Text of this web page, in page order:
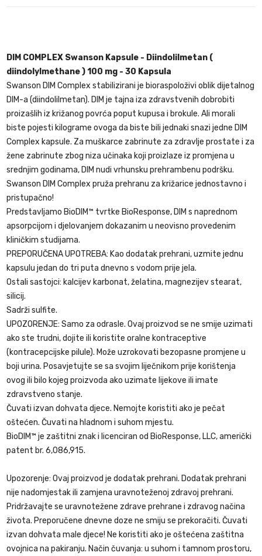
DIM COMPLEX Swanson Kapsule - Diindolilmetan (
diindolylmethane ) 100 mg - 30 Kapsula
Swanson DIM Complex stabilizirani je bioraspoloživi oblik dijetalnog
DIM-a (diindolilmetan). DIM je tajna iza zdravstvenih dobrobiti
proizašlih iz križanog povrća poput kupusa i brokule. Ali morali
biste pojesti kilograme ovoga da biste bili jednaki snazi ​​jedne DIM
Complex kapsule. Za muškarce zabrinute za zdravlje prostate i za
žene zabrinute zbog niza učinaka koji proizlaze iz promjena u
srednjim godinama, DIM nudi vrhunsku prehrambenu podršku.
Swanson DIM Complex pruža prehranu za križarice jednostavno i
pristupačno!
Predstavljamo BioDIM™ tvrtke BioResponse, DIM s naprednom
apsorpcijom i djelovanjem dokazanim u neovisno provedenim
kliničkim studijama.
PREPORUČENA UPOTREBA: Kao dodatak prehrani, uzmite jednu
kapsulu jedan do tri puta dnevno s vodom prije jela.
Ostali sastojci: kalcijev karbonat, želatina, magnezijev stearat,
silicij.
Sadrži sulfite.
UPOZORENJE: Samo za odrasle. Ovaj proizvod se ne smije uzimati
ako ste trudni, dojite ili koristite oralne kontraceptive
(kontracepcijske pilule). Može uzrokovati bezopasne promjene u
boji urina. Posavjetujte se sa svojim liječnikom prije korištenja
ovog ili bilo kojeg proizvoda ako uzimate lijekove ili imate
zdravstveno stanje.
Čuvati izvan dohvata djece. Nemojte koristiti ako je pečat
oštećen. Čuvati na hladnom i suhom mjestu.
BioDIM™ je zaštitni znak i licenciran od BioResponse, LLC, američki
patent br. 6,086,915.
Upozorenje: Ovaj proizvod je dodatak prehrani. Dodatak prehrani
nije nadomjestak ili zamjena uravnoteženoj zdravoj prehrani.
Pridržavajte se uravnotežene zdrave prehrane i zdravog načina
života. Preporučene dnevne doze ne smiju se prekoračiti. Čuvati
izvan dohvata male djece! Ne koristiti ako je oštećena zaštitna
ovojnica na pakiranju. Način čuvanja: u suhom i tamnom prostoru,